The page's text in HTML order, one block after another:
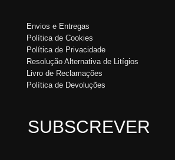
Envios e Entregas
Política de Cookies
Política de Privacidade
Resolução Alternativa de Litígios
Livro de Reclamações
Política de Devoluções
SUBSCREVER